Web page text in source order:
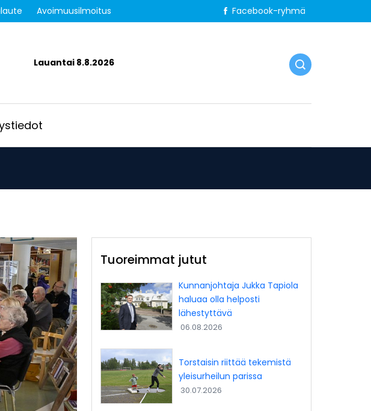
Avoimuusilmoitus Facebook-ryhmä
Lauantai 8.8.2026
Tuoreimmat jutut
Kunnanjohtaja Jukka Tapiola
haluaa olla helposti
lähestyttävä
06.08.2026
Torstaisin riittää tekemistä
yleisurheilun parissa
30.07.2026